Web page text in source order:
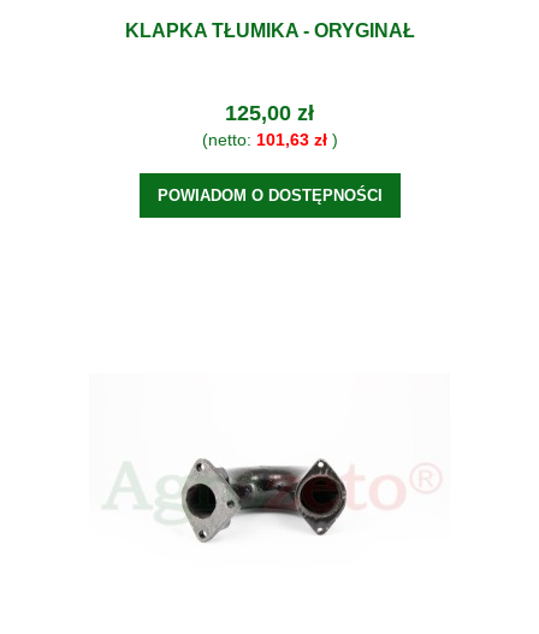
KLAPKA TŁUMIKA - ORYGINAŁ
125,00 zł
(netto: 101,63 zł)
POWIADOM O DOSTĘPNOŚCI